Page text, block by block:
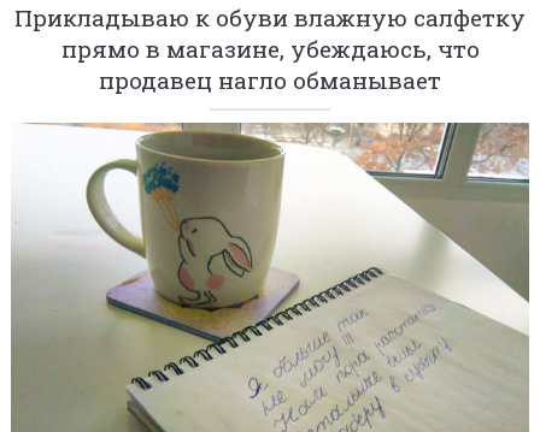
Прикладываю к обуви влажную салфетку
прямо в магазине, убеждаюсь, что
продавец нагло обманывает